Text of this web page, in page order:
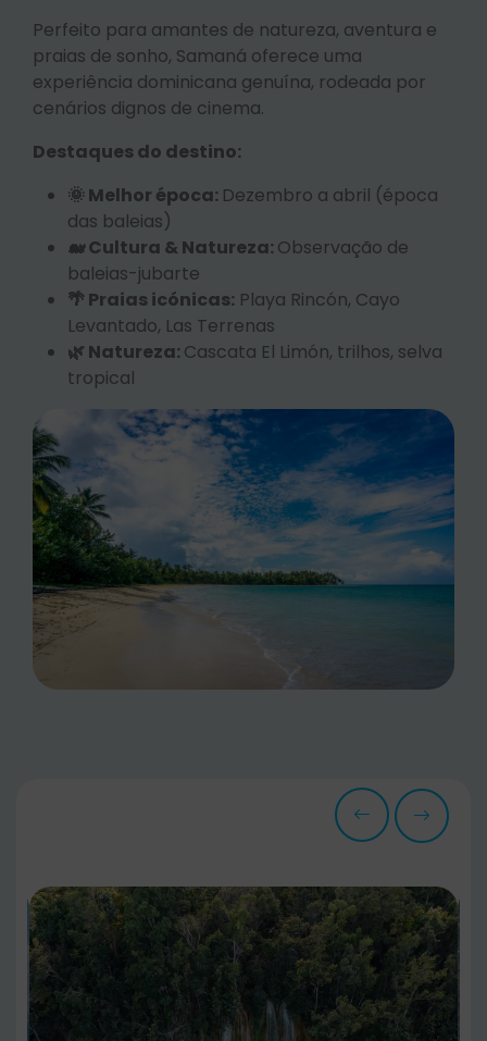
Perfeito para amantes de natureza, aventura e
praias de sonho, Samaná oferece uma
experiência dominicana genuína, rodeada por
cenários dignos de cinema.
Destaques do destino:
🌞 Melhor época: Dezembro a abril (época
das baleias)
🐋 Cultura & Natureza:Observação de
baleias-jubarte
🌴 Praias icónicas: Playa Rincón, Cayo
Levantado, Las Terrenas
🌿 Natureza:Cascata El Limón, trilhos, selva
tropical